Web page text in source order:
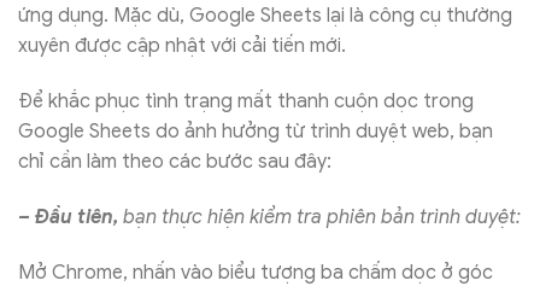
ứng dụng. Mặc dù, Google Sheets lại là công cụ thường
xuyên được cập nhật với cải tiến mới.
Để khắc phục tình trạng mất thanh cuộn dọc trong
Google Sheets do ảnh hưởng từ trình duyệt web, bạn
chỉ cần làm theo các bước sau đây:
– Đầu tiên, bạn thực hiện kiểm tra phiên bản trình duyệt:
Mở Chrome, nhấn vào biểu tượng ba chấm dọc ở góc